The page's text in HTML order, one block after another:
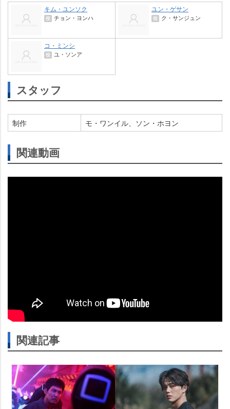
キム・ユンソク
役 チョン・ヨンハ
ユン・ゲサン
役 ク・サンジュン
コ・ミンシ
役 ユ・ソンア
スタッフ
制作 モ・ワンイル、ソン・ホヨン
関連動画
関連記事